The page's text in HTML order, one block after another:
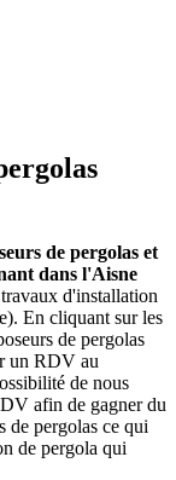
de pergolas et
dans l'Aisne
d'installation
En cliquant sur les
de pergolas
un RDV au
de nous
afin de gagner du
de pergolas ce qui
de pergola qui